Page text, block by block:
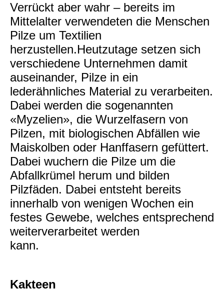
Verrückt aber wahr – bereits im
Mittelalter verwendeten die Menschen
Pilze um Textilien
herzustellen.Heutzutage setzen sich
verschiedene Unternehmen damit
auseinander, Pilze in ein
lederähnliches Material zu verarbeiten.
Dabei werden die sogenannten
«Myzelien», die Wurzelfasern von
Pilzen, mit biologischen Abfällen wie
Maiskolben oder Hanffasern gefüttert.
Dabei wuchern die Pilze um die
Abfallkrümel herum und bilden
Pilzfäden. Dabei entsteht bereits
innerhalb von wenigen Wochen ein
festes Gewebe, welches entsprechend
weiterverarbeitet werden
kann.
Kakteen